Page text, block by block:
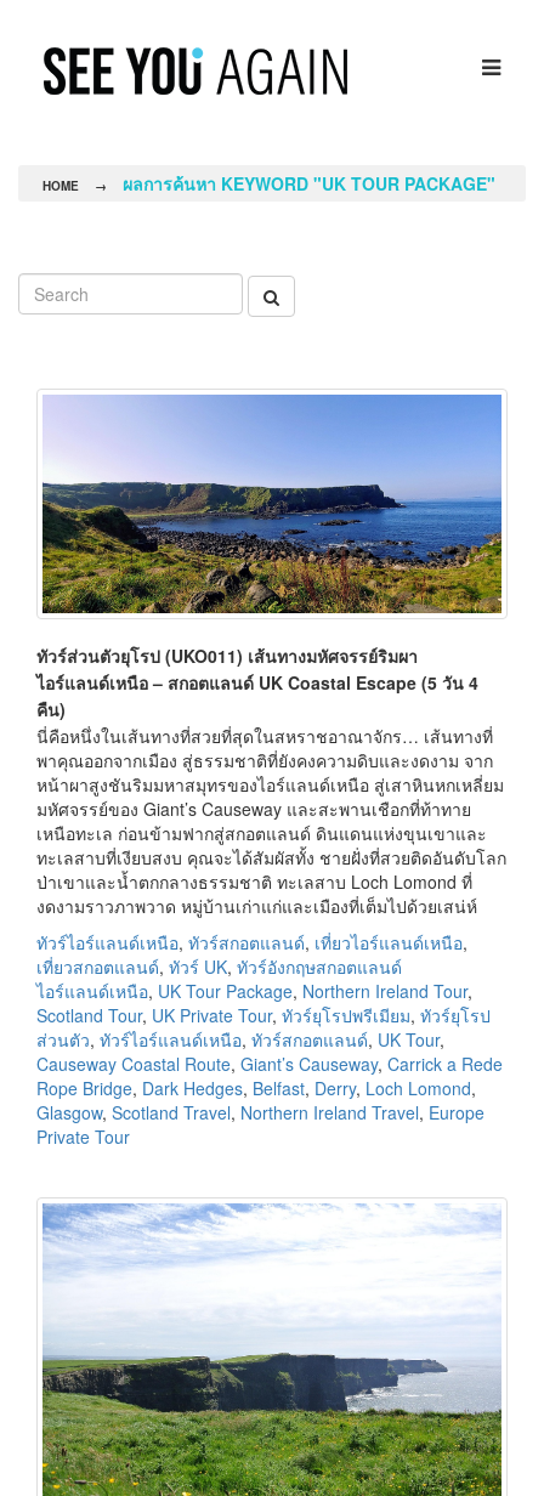
HOME → ผลการค้นหา KEYWORD "UK TOUR PACKAGE"
ทัวร์ส่วนตัวยุโรป (UKO011) เส้นทางมหัศจรรย์ริมผา
ไอร์แลนด์เหนือ – สกอตแลนด์ UK Coastal Escape (5 วัน 4
คืน)
นี่คือหนึ่งในเส้นทางที่สวยที่สุดในสหราชอาณาจักร… เส้นทางที่
พาคุณออกจากเมือง สู่ธรรมชาติที่ยังคงความดิบและงดงาม จาก
หน้าผาสูงชันริมมหาสมุทรของไอร์แลนด์เหนือ สู่เสาหินหกเหลี่ยม
มหัศจรรย์ของ Giant’s Causeway และสะพานเชือกที่ท้าทาย
เหนือทะเล ก่อนข้ามฟากสู่สกอตแลนด์ ดินแดนแห่งขุนเขาและ
ทะเลสาบที่เงียบสงบ คุณจะได้สัมผัสทั้ง ชายฝั่งที่สวยติดอันดับโลก
ป่าเขาและน้ำตกกลางธรรมชาติ ทะเลสาบ Loch Lomond ที่
งดงามราวภาพวาด หมู่บ้านเก่าแก่และเมืองที่เต็มไปด้วยเสน่ห์
ทัวร์ไอร์แลนด์เหนือ, ทัวร์สกอตแลนด์, เที่ยวไอร์แลนด์เหนือ,
เที่ยวสกอตแลนด์, ทัวร์ UK, ทัวร์อังกฤษสกอตแลนด์
ไอร์แลนด์เหนือ, UK Tour Package, Northern Ireland Tour,
Scotland Tour, UK Private Tour, ทัวร์ยุโรปพรีเมียม, ทัวร์ยุโรป
ส่วนตัว, ทัวร์ไอร์แลนด์เหนือ, ทัวร์สกอตแลนด์, UK Tour,
Causeway Coastal Route, Giant’s Causeway, Carrick a Rede
Rope Bridge, Dark Hedges, Belfast, Derry, Loch Lomond,
Glasgow, Scotland Travel, Northern Ireland Travel, Europe
Private Tour